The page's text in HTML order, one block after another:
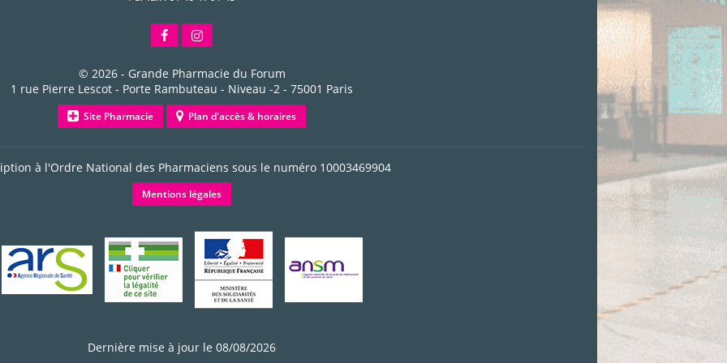
© 2026 - Grande Pharmacie du Forum
1 rue Pierre Lescot - Porte Rambuteau - Niveau -2 - 75001 Paris
Site Pharmacie Plan d'accès & horaires
à l'Ordre National des Pharmaciens sous le numéro 10003469904
Mentions légales
Dernière mise à jour le 08/08/2026